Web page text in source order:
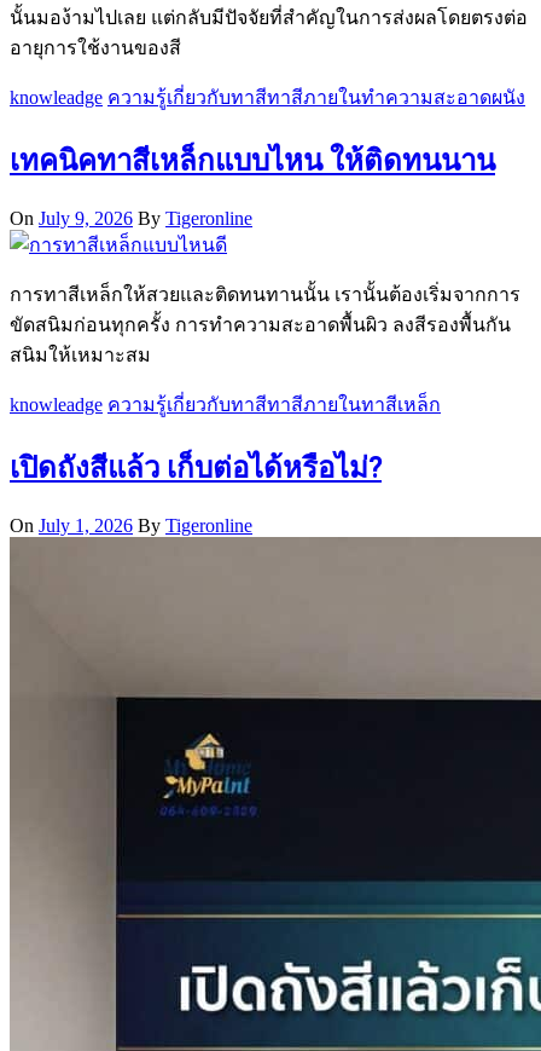
นั้นมอง้ามไปเลย แต่กลับมีปัจจัยที่สำคัญในการส่งผลโดยตรงต่อ
อายุการใช้งานของสี
knowleadge ความรู้เกี่ยวกับทาสีทาสีภายในทำความสะอาดผนัง
เทคนิคทาสีเหล็กแบบไหน ให้ติดทนนาน
On July 9, 2026 By Tigeronline
การทาสีเหล็กให้สวยและติดทนทานนั้น เรานั้นต้องเริ่มจากการ
ขัดสนิมก่อนทุกครั้ง การทำความสะอาดพื้นผิว ลงสีรองพื้นกัน
สนิมให้เหมาะสม
knowleadge ความรู้เกี่ยวกับทาสีทาสีภายในทาสีเหล็ก
เปิดถังสีแล้ว เก็บต่อได้หรือไม่?
On July 1, 2026 By Tigeronline